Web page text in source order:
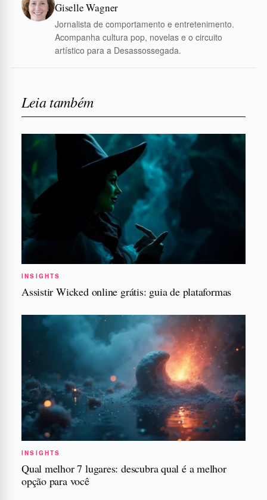
Giselle Wagner
Jornalista de comportamento e entretenimento.
Acompanha cultura pop, novelas e o circuito
artístico para a Desassossegada.
Leia também
INSIGHTS
Assistir Wicked online grátis: guia de plataformas
INSIGHTS
Qual melhor 7 lugares: descubra qual é a melhor
opção para você